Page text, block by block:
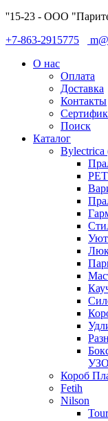
''15-23 - ООО
+7-863-2915775
О нас
Оплата
Доставка
Контакты
Поиск
Каталог
Bylectrica
Уют
УЗО
Короб
Fetih
Nilson